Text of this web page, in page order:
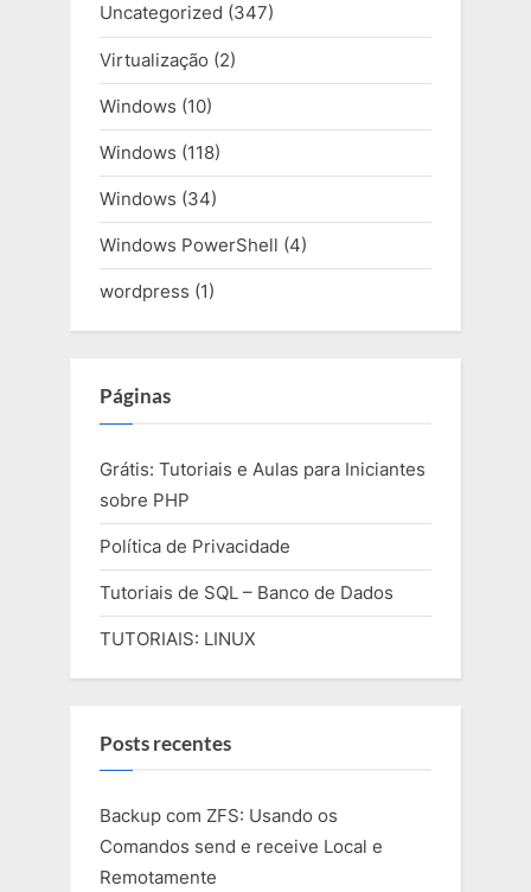
Uncategorized (347)
Virtualização (2)
Windows (10)
Windows (118)
Windows (34)
Windows PowerShell (4)
wordpress (1)
Páginas
Grátis: Tutoriais e Aulas para Iniciantes
sobre PHP
Política de Privacidade
Tutoriais de SQL – Banco de Dados
TUTORIAIS: LINUX
Posts recentes
Backup com ZFS: Usando os
Comandos send e receive Local e
Remotamente